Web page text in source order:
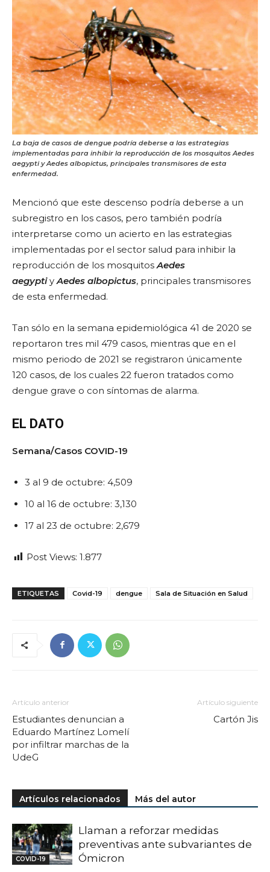
La baja de casos de dengue podría deberse a las estrategias
implementadas para inhibir la reproducción de los mosquitos Aedes
aegypti y Aedes albopictus, principales transmisores de esta
enfermedad.
Mencionó que este descenso podría deberse a un
subregistro en los casos, pero también podría
interpretarse como un acierto en las estrategias
implementadas por el sector salud para inhibir la
reproducción de los mosquitos Aedes
aegyptiy Aedes albopictus, principales transmisores
de esta enfermedad.
Tan sólo en la semana epidemiológica 41 de 2020 se
reportaron tres mil 479 casos, mientras que en el
mismo periodo de 2021 se registraron únicamente
120 casos, de los cuales 22 fueron tratados como
dengue grave o con síntomas de alarma.
EL DATO
Semana/Casos COVID-19
3 al 9 de octubre: 4,509
10 al 16 de octubre: 3,130
17 al 23 de octubre: 2,679
Post Views: 1.877
ETIQUETAS Covid-19 dengue Sala de Situación en Salud
Artículo anterior
Estudiantes denuncian a
Eduardo Martínez Lomelí
por infiltrar marchas de la
UdeG
Artículo siguiente
Cartón Jis
Artículos relacionados Más del autor
COVID-19
Llaman a reforzar medidas
preventivas ante subvariantes de
Ómicron